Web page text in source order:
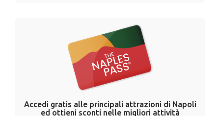
Accedi gratis alle principali attrazioni di Napoli
ed ottieni sconti nelle migliori attività